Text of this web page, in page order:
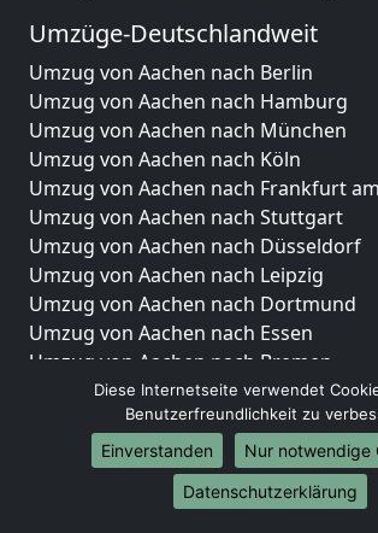
Umzüge-Deutschlandweit
Umzug von Aachen nach Berlin
Umzug von Aachen nach Hamburg
Umzug von Aachen nach München
Umzug von Aachen nach Köln
Umzug von Aachen nach Frankfurt
Umzug von Aachen nach Stuttgart
Umzug von Aachen nach Düsseldorf
Umzug von Aachen nach Leipzig
Umzug von Aachen nach Dortmund
Umzug von Aachen nach Essen
Umzug von Aachen nach Bremen
Umzug von Aachen nach Dresden
Umzug von Aachen nach Hannover
Umzug von Aachen nach Nürnberg
Umzug von Aachen nach Duisburg
Umzug von Aachen nach Bochum
Diese Internetseite verwendet
Benutzerfreundlichkeit zu
Einverstanden
Nur notwendige
Datenschutzerklärung